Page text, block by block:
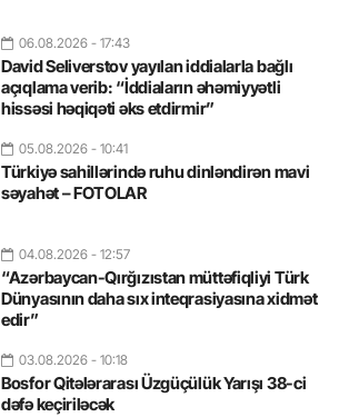
06.08.2026 - 17:43
David Seliverstov yayılan iddialarla bağlı
açıqlama verib: “İddiaların əhəmiyyətli
hissəsi həqiqəti əks etdirmir”
05.08.2026 - 10:41
Türkiyə sahillərində ruhu dinləndirən mavi
səyahət – FOTOLAR
04.08.2026 - 12:57
“Azərbaycan-Qırğızıstan müttəfiqliyi Türk
Dünyasının daha sıx inteqrasiyasına xidmət
edir”
03.08.2026 - 10:18
Bosfor Qitələrarası Üzgüçülük Yarışı 38-ci
dəfə keçiriləcək